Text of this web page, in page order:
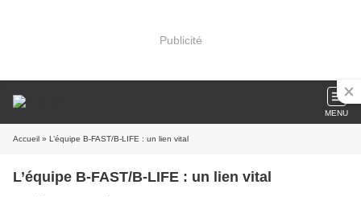
Publicité
MENU
Accueil » L’équipe B-FAST/B-LIFE : un lien vital
L’équipe B-FAST/B-LIFE : un lien vital